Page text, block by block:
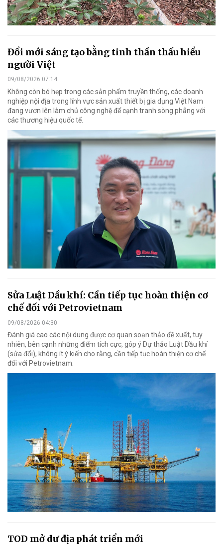
Đổi mới sáng tạo bằng tinh thần thấu hiểu
người Việt
09/08/2026 07:14
Không còn bó hẹp trong các sản phẩm truyền thống, các doanh
nghiệp nội địa trong lĩnh vực sản xuất thiết bị gia dụng Việt Nam
đang vươn lên làm chủ công nghệ để cạnh tranh sòng phẳng với
các thương hiệu quốc tế.
Sửa Luật Dầu khí: Cần tiếp tục hoàn thiện cơ
chế đối với Petrovietnam
09/08/2026 04:30
Đánh giá cao các nội dung được cơ quan soạn thảo đề xuất, tuy
nhiên, bên cạnh những điểm tích cực, góp ý Dự thảo Luật Dầu khí
(sửa đổi), không ít ý kiến cho rằng, cần tiếp tục hoàn thiện cơ chế
đối với Petrovietnam.
TOD mở dư địa phát triển mới